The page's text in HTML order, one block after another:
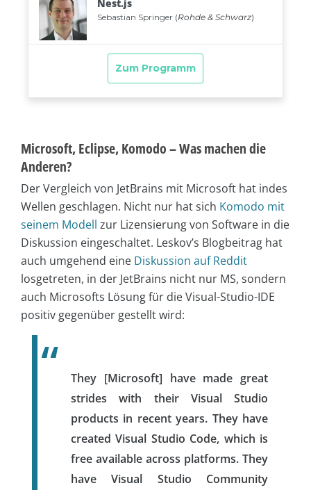
Microsoft, Eclipse, Komodo – Was machen die
Anderen?
Der Vergleich von JetBrains mit Microsoft hat indes
Wellen geschlagen. Nicht nur hat sich Komodo mit
seinem Modell zur Lizensierung von Software in die
Diskussion eingeschaltet. Leskov’s Blogbeitrag hat
auch umgehend eine Diskussion auf Reddit
losgetreten, in der JetBrains nicht nur MS, sondern
auch Microsofts Lösung für die Visual-Studio-IDE
positiv gegenüber gestellt wird:
They [Microsoft] have made great
strides with their Visual Studio
products in recent years. They have
created Visual Studio Code, which is
free available across platforms. They
have Visual Studio Community